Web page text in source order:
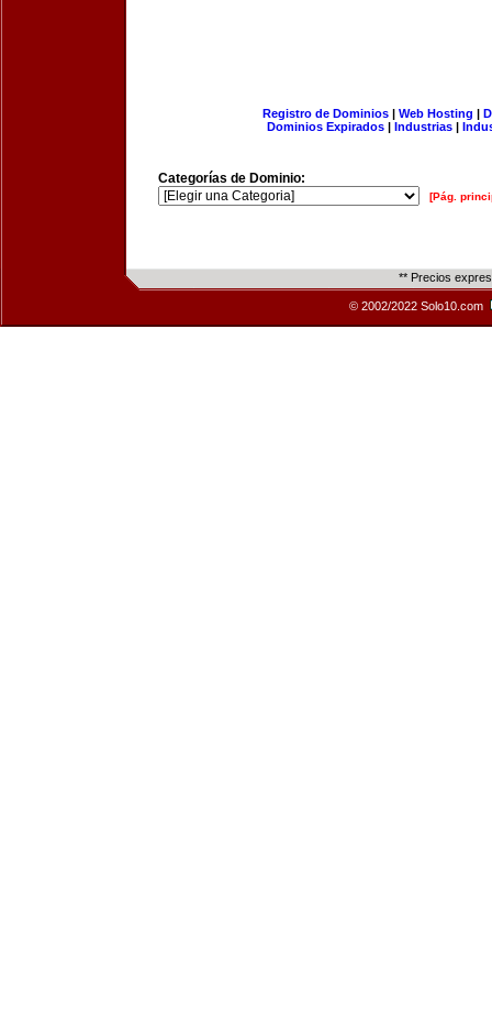
Registro de Dominios| Web Hosting |
Dominios Expirados | Industrias |
Categorías de Dominio:
[Pág.
** Precios
© 2002/2022 Solo10.com